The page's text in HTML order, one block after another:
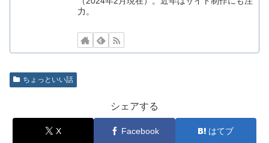
力。
ちょっといい話
シェアする
X Facebook はてブ